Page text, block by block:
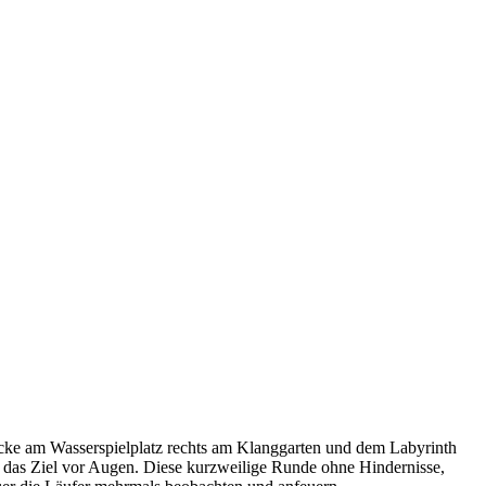
am Wasserspielplatz rechts am Klanggarten und dem Labyrinth
Ziel vor Augen. Diese kurzweilige Runde ohne Hindernisse,